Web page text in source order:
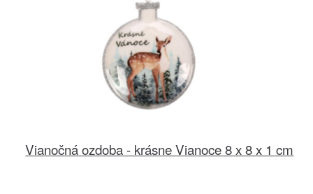
Vianočná ozdoba - krásne Vianoce 8 x 8 x 1 cm